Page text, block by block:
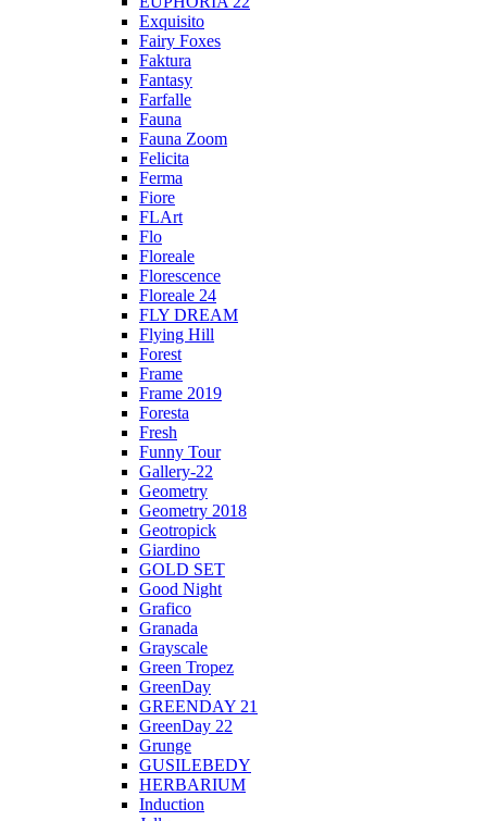
Exquisito
Fairy Foxes
Faktura
Fantasy
Farfalle
Fauna
Fauna Zoom
Felicita
Ferma
Fiore
FLArt
Flo
Floreale
Florescence
Floreale 24
FLY DREAM
Flying Hill
Forest
Frame
Frame 2019
Foresta
Fresh
Funny Tour
Gallery-22
Geometry
Geometry 2018
Geotropick
Giardino
GOLD SET
Good Night
Grafico
Granada
Grayscale
Green Tropez
GreenDay
GREENDAY 21
GreenDay 22
Grunge
GUSILEBEDY
HERBARIUM
Induction